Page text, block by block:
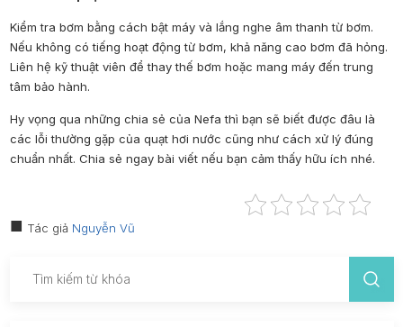
Kiểm tra bơm bằng cách bật máy và lắng nghe âm thanh từ bơm.
Nếu không có tiếng hoạt động từ bơm, khả năng cao bơm đã hỏng.
Liên hệ kỹ thuật viên để thay thế bơm hoặc mang máy đến trung
tâm bảo hành.
Hy vọng qua những chia sẻ của Nefa thì bạn sẽ biết được đâu là
các lỗi thường gặp của quạt hơi nước cũng như cách xử lý đúng
chuẩn nhất. Chia sẻ ngay bài viết nếu bạn cảm thấy hữu ích nhé.
Tác giả Nguyễn Vũ